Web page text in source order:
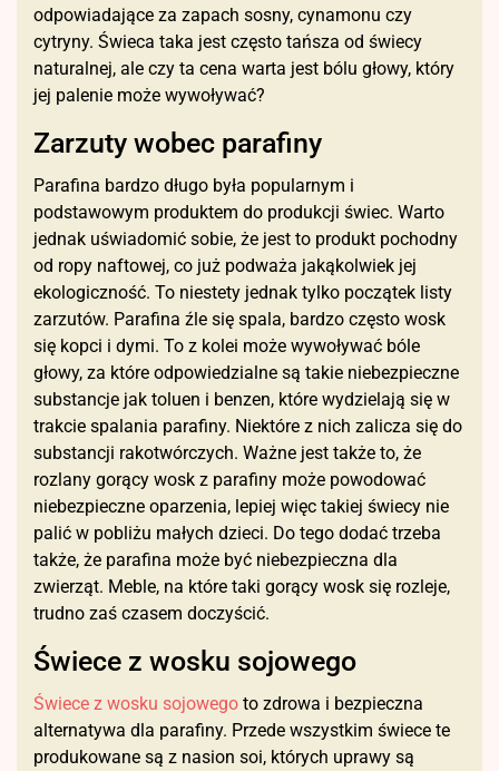
odpowiadające za zapach sosny, cynamonu czy
cytryny. Świeca taka jest często tańsza od świecy
naturalnej, ale czy ta cena warta jest bólu głowy, który
jej palenie może wywoływać?
Zarzuty wobec parafiny
Parafina bardzo długo była popularnym i
podstawowym produktem do produkcji świec. Warto
jednak uświadomić sobie, że jest to produkt pochodny
od ropy naftowej, co już podważa jakąkolwiek jej
ekologiczność. To niestety jednak tylko początek listy
zarzutów. Parafina źle się spala, bardzo często wosk
się kopci i dymi. To z kolei może wywoływać bóle
głowy, za które odpowiedzialne są takie niebezpieczne
substancje jak toluen i benzen, które wydzielają się w
trakcie spalania parafiny. Niektóre z nich zalicza się do
substancji rakotwórczych. Ważne jest także to, że
rozlany gorący wosk z parafiny może powodować
niebezpieczne oparzenia, lepiej więc takiej świecy nie
palić w pobliżu małych dzieci. Do tego dodać trzeba
także, że parafina może być niebezpieczna dla
zwierząt. Meble, na które taki gorący wosk się rozleje,
trudno zaś czasem doczyścić.
Świece z wosku sojowego
Świece z wosku sojowego to zdrowa i bezpieczna
alternatywa dla parafiny. Przede wszystkim świece te
produkowane są z nasion soi, których uprawy są